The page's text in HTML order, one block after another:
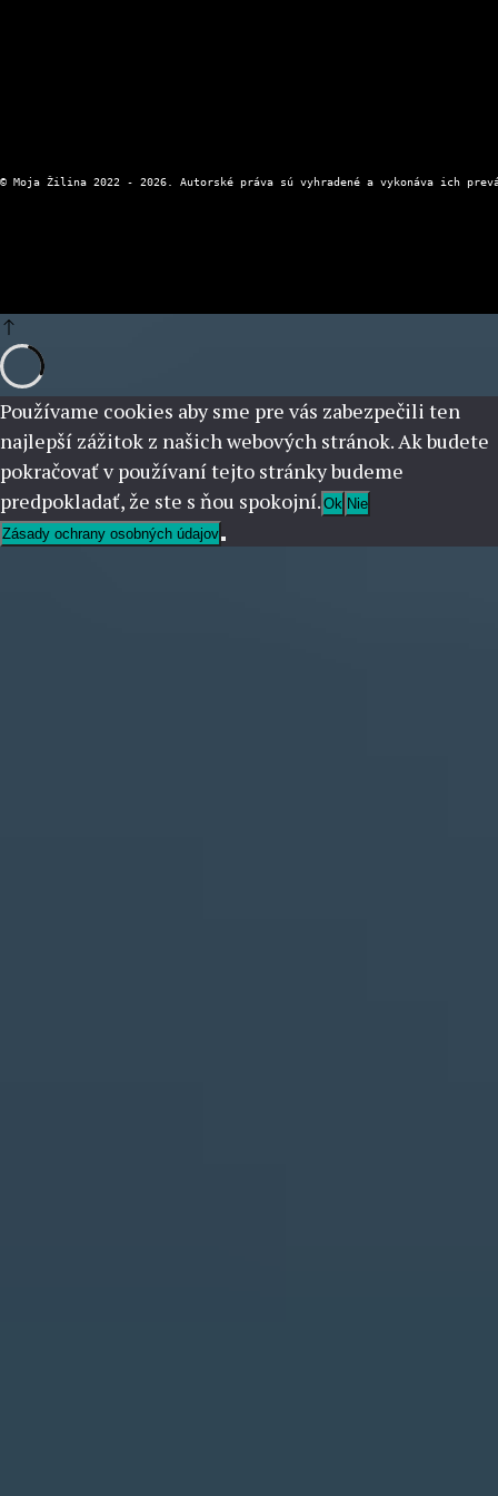
Používame cookies aby sme pre vás zabezpečili ten
najlepší zážitok z našich webových stránok. Ak budete
pokračovať v používaní tejto stránky budeme
predpokladať, že ste s ňou spokojní. Ok Nie
Zásady ochrany osobných údajov